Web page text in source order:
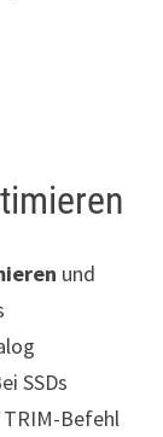
und
SSDs
Befehl